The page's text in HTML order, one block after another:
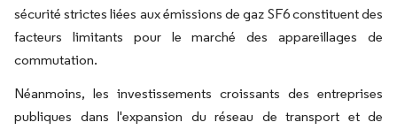
sécurité strictes liées aux émissions de gaz SF6 constituent des
facteurs limitants pour le marché des appareillages de
commutation.
Néanmoins, les investissements croissants des entreprises
publiques dans l'expansion du réseau de transport et de